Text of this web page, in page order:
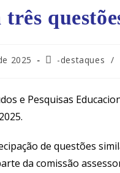
2025 -destaques /
e Pesquisas
de questões
da comissão